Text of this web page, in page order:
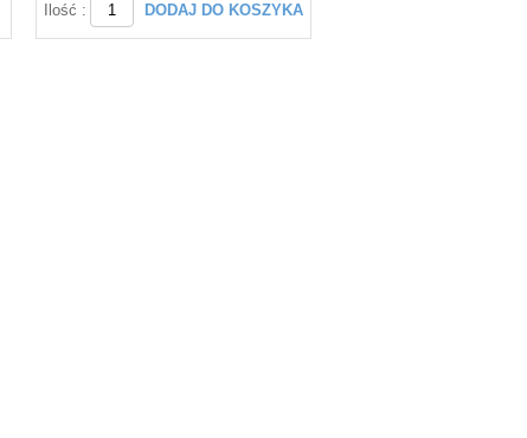
Ilość : DODAJ DO KOSZYKA